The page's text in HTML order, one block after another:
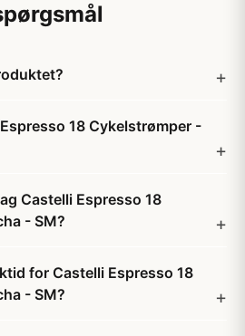
18 Cykelstrømper -
Castelli Espresso 18
- SM?
for Castelli Espresso 18
- SM?